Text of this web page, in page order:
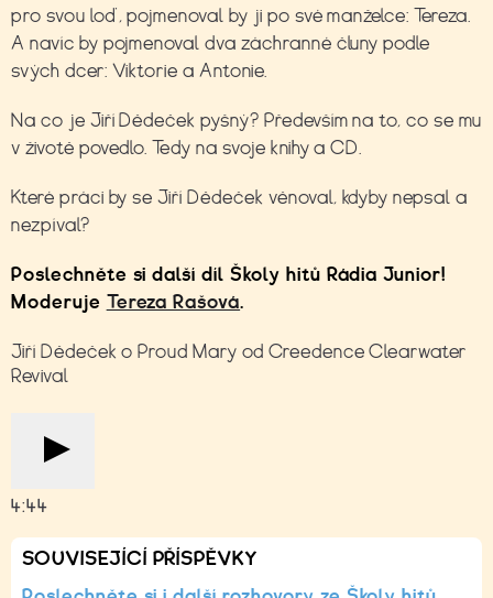
pro svou loď, pojmenoval by ji po své manželce: Tereza.
A navíc by pojmenoval dva záchranné čluny podle
svých dcer: Viktorie a Antonie.
Na co je Jiří Dědeček pyšný? Především na to, co se mu
v životě povedlo. Tedy na svoje knihy a CD.
Které práci by se Jiří Dědeček věnoval, kdyby nepsal a
nezpíval?
Poslechněte si další díl Školy hitů Rádia Junior!
Moderuje Tereza Rašová.
Jiří Dědeček o Proud Mary od Creedence Clearwater
Revival
4:44
SOUVISEJÍCÍ PŘÍSPĚVKY